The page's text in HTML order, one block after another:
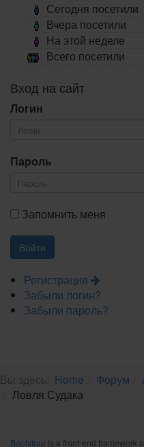
Сегодня посетили
Вчера посетили
На этой неделе
Всего посетили
Вход на сайт
Логин
Пароль
Запомнить меня
Регистрация
Забыли логин?
Забыли пароль?
Home Форум
Ловля Судака
Bootstrap is a front-end framework